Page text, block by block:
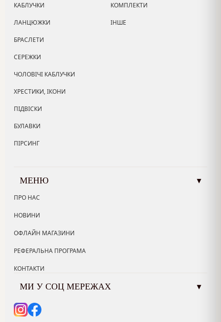
КАБЛУЧКИ
ЛАНЦЮЖКИ
БРАСЛЕТИ
СЕРЕЖКИ
ЧОЛОВІЧІ КАБЛУЧКИ
ХРЕСТИКИ, ІКОНИ
ПІДВІСКИ
БУЛАВКИ
ПІРСИНГ
КОМПЛЕКТИ
ІНШЕ
МЕНЮ ▾
ПРО НАС
НОВИНИ
ОФЛАЙН МАГАЗИНИ
РЕФЕРАЛЬНА ПРОГРАМА
КОНТАКТИ
МИ У СОЦ МЕРЕЖАХ ▾